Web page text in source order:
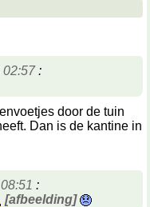
02:57:
door de tuin
Dan is de kantine in
:
[afbeelding]